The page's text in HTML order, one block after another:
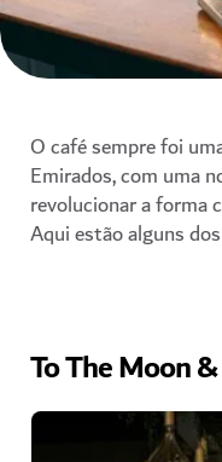
O café sempre foi
Emirados, com uma
revolucionar a forma
Aqui estão alguns
To The Moon